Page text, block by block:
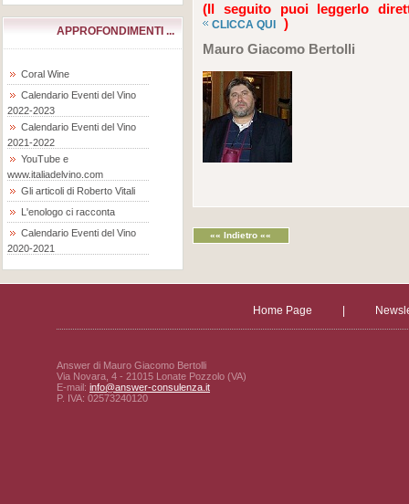
APPROFONDIMENTI ...
Coral Wine
Calendario Eventi del Vino
2022-2023
Calendario Eventi del Vino
2021-2022
YouTube e
www.italiadelvino.com
Gli articoli di Roberto Vitali
L'enologo ci racconta
Calendario Eventi del Vino
2020-2021
(Il seguito puoi leggerlo
CLICCA QUI )
Mauro Giacomo Bertolli
«« Indietro ««
Home Page
Answer di Mauro Giacomo Bertolli
Via Novara, 4 - 21015 Lonate Pozzolo (VA)
E-mail: info@answer-consulenza.it
P. IVA: 02573240120